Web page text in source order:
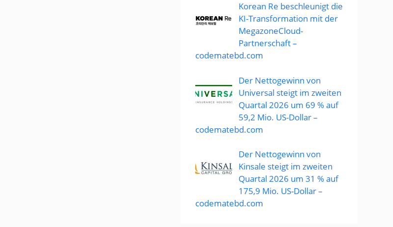
Korean Re beschleunigt die
KI-Transformation mit der
MegazoneCloud-
Partnerschaft –
codematebd.com
Der Nettogewinn von
Universal steigt im zweiten
Quartal 2026 um 69 % auf
59,2 Mio. US-Dollar –
codematebd.com
Der Nettogewinn von
Kinsale steigt im zweiten
Quartal 2026 um 31 % auf
175,9 Mio. US-Dollar –
codematebd.com